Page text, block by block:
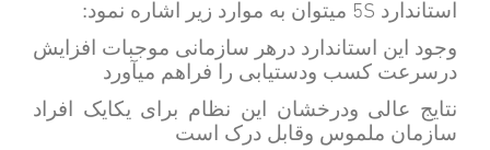
استاندارد 5S میتوان به موارد زیر اشاره نمود:
وجود این استاندارد درهر سازمانی موجبات افزایش
درسرعت کسب ودستیابی را فراهم میآورد
نتایج عالی ودرخشان این نظام برای یکایک افراد
سازمان ملموس وقابل درک است